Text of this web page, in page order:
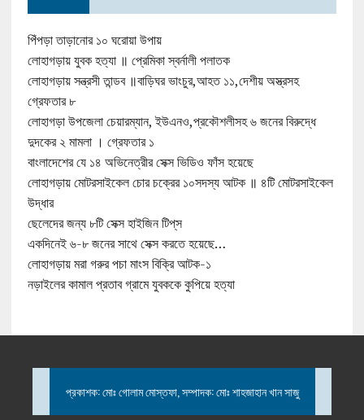
পিঁপড়া তাড়ানোর ১০ ঘরোয়া উপায়
লোহাগড়ায় যুবক হত্যা ॥ প্রেমিকা স্বর্নালী পলাতক
লোহাগড়ায় সন্ত্রসী তান্ডব ॥বাড়িঘর ভাংচুর,আহত ১১,দেশীয় অস্ত্রসহ
গ্রেফতার ৮
লোহাগড়া উপজেলা চেয়ারম্যান, ইউএনও,প্রকৌশলীসহ ৬ জনের বিরুদ্ধে
দুদকের ২ মামলা । গ্রেফতার ১
বাংলাদেশের যে ১৪ অভিনেত্রীর সেক্স ভিডিও ফাঁস হয়েছে
লোহাগড়ায় মোটরসাইকেল চোর চক্রের ১০সদস্য আটক ॥ ৪টি মোটরসাইকেল
উদ্ধার
ছেলেদের জন্য ৮টি সেক্স হাইজিন টিপ্‌স
একদিনেই ৬-৮ জনের সাথে সেক্স করতে হয়েছে…
লোহাগড়ায় মরা গরুর পচা মাংস বিক্রি আটক-১
নড়াইলের কামাল প্রতাব গ্রামে যুবককে কুপিয়ে হত্যা
প্রকাশক: মোঃ গোলাম মোস্তফা, সম্পাদক: মোঃ শাহজাহান খান সাজু